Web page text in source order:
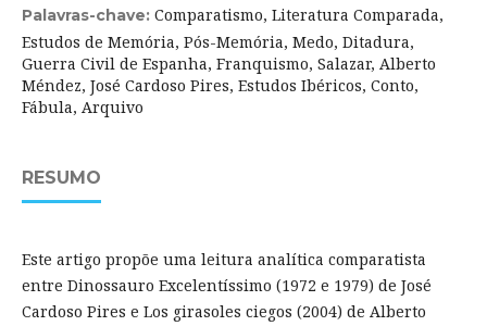
Palavras-chave: Comparatismo, Literatura Comparada,
Estudos de Memória, Pós-Memória, Medo, Ditadura,
Guerra Civil de Espanha, Franquismo, Salazar, Alberto
Méndez, José Cardoso Pires, Estudos Ibéricos, Conto,
Fábula, Arquivo
RESUMO
Este artigo propõe uma leitura analítica comparatista
entre Dinossauro Excelentíssimo (1972 e 1979) de José
Cardoso Pires e Los girasoles ciegos (2004) de Alberto